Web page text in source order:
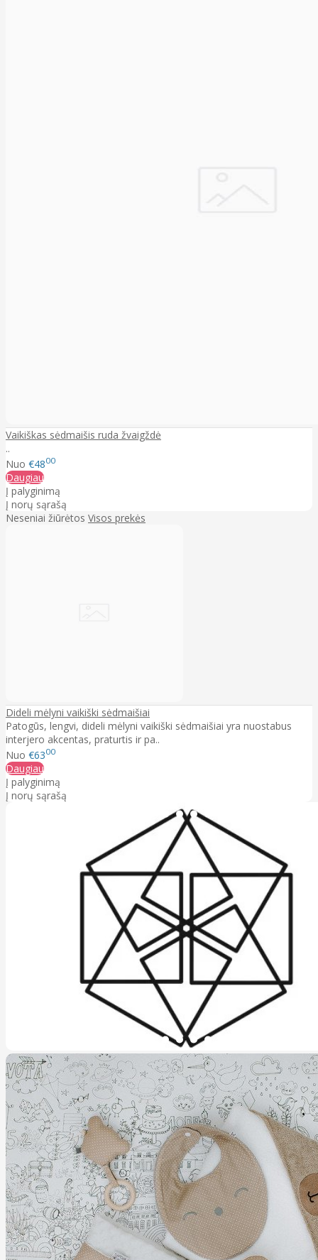
Vaikiškas sėdmaišis ruda žvaigždė
..
Nuo €4800
Daugiau
Į palyginimą
Į norų sąrašą
Neseniai žiūrėtos Visos prekės
Dideli mėlyni vaikiški sėdmaišiai
Patogūs, lengvi, dideli mėlyni vaikiški sėdmaišiai yra nuostabus
interjero akcentas, praturtis ir pa..
Nuo €6300
Daugiau
Į palyginimą
Į norų sąrašą